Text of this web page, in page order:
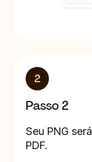
2
Passo 2
Seu PNG
PDF.